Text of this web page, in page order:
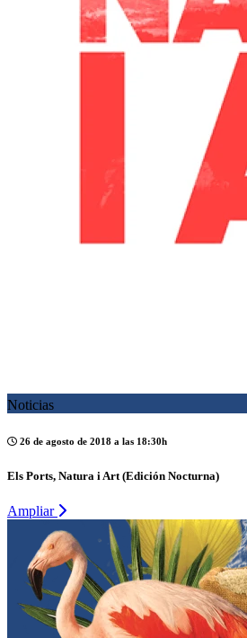
Noticias
26 de agosto de 2018 a las 18:30h
Els Ports, Natura i Art (Edición Nocturna)
Ampliar